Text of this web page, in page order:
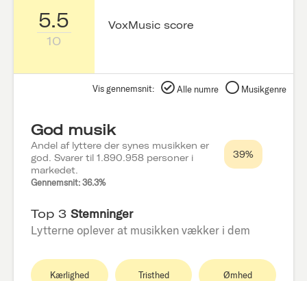
5.5
10
VoxMusic score
Vis gennemsnit: Alle numre Musikgenre
God musik
Andel af lyttere der synes musikken er
god. Svarer til 1.890.958 personer i
markedet.
Gennemsnit: 36.3%
39%
Top 3 Stemninger
Lytterne oplever at musikken vækker i dem
Kærlighed Tristhed Ømhed